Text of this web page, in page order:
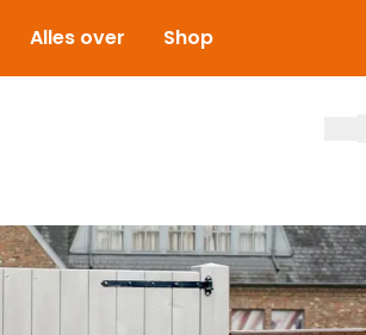
Alles over Shop